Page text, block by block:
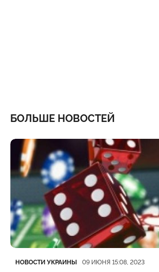
БОЛЬШЕ НОВОСТЕЙ
Категория
НОВОСТИ УКРАИНЫ
Дата публикации 09 ИЮНЯ 15:08, 2023